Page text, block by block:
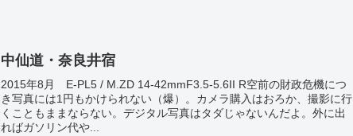
中仙道・奈良井宿
2015年8月 E-PL5 / M.ZD 14-42mmF3.5-5.6II R空前の財政危機につ
き写真には1円もかけられない（爆）。カメラ購入はおろか、撮影に行
くこともままならない。デジタル写真はタダじゃないんだよ。外に出
ればガソリン代や...